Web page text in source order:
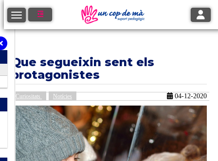
Toggle navigation
Que segueixin sent els
protagonistes
Curiositats Notícies 04-12-2020